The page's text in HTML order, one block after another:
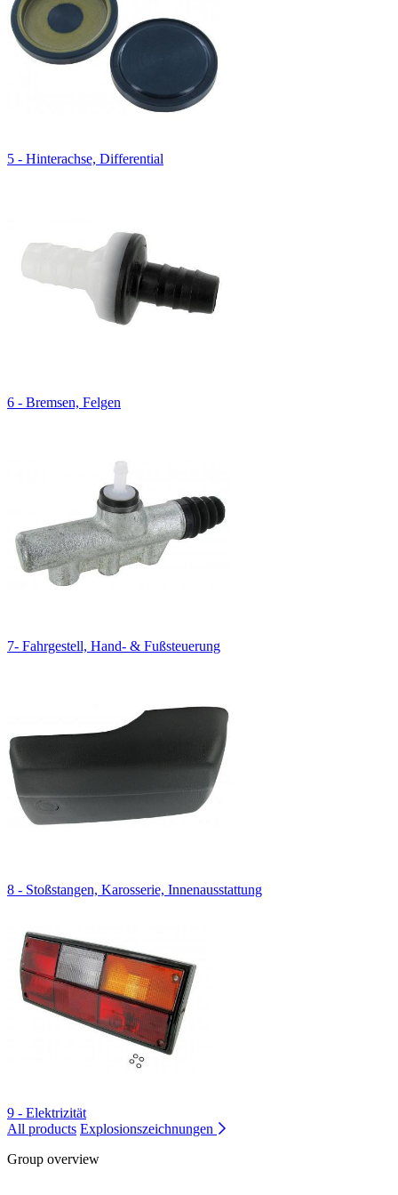
5 - Hinterachse, Differential
6 - Bremsen, Felgen
7- Fahrgestell, Hand- & Fußsteuerung
8 - Stoßstangen, Karosserie, Innenausstattung
9 - Elektrizität
All products Explosionszeichnungen
Group overview